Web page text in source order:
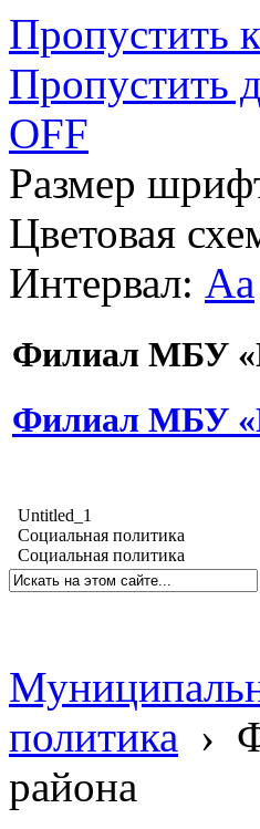
Пропустить
Пропустить
OFF
Размер
Цветовая
Интервал: Aa
Филиал МБУ
Филиал МБУ
Untitled_1
Социальная политика
Социальная политика
политика ›
района